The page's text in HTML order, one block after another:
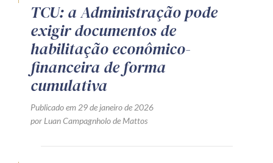
TCU: a Administração pode
exigir documentos de
habilitação econômico-
financeira de forma
cumulativa
Publicado em 29 de janeiro de 2026
por Luan Campagnholo de Mattos